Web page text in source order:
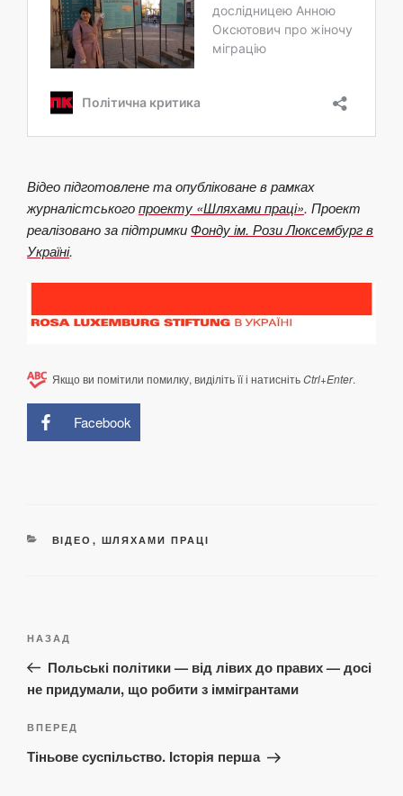
Відео підготовлене та опублікованев рамках
журналістськогопроекту «Шляхами праці». Проект
реалізовано за підтримки Фонду ім. Рози Люксембург в
Україні.
Якщо ви помітили помилку, виділіть її і натиснітьCtrl+Enter.
Facebook
КАТЕГОРІЇ
ВІДЕО , ШЛЯХАМИ ПРАЦІ
записів
Попередній
запис:
НАЗАД
Польські політики — від лівих до правих — досі
не придумали, що робити з іммігрантами
Наступний
запис
ВПЕРЕД
Тіньове суспільство. Історія перша